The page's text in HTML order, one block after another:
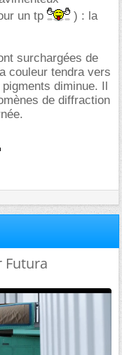
un tp
) : la
surchargées de
couleur tendra vers
diminue. Il
de diffraction
Futura